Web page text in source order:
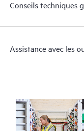
Conseils techniques
Assistance avec les